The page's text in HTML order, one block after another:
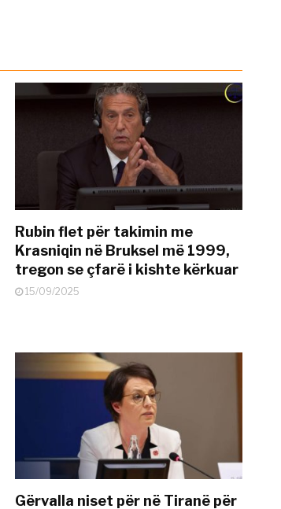
Rubin flet për takimin me
Krasniqin në Bruksel më 1999,
tregon se çfarë i kishte kërkuar
15/09/2025
Gërvalla niset për në Tiranë për